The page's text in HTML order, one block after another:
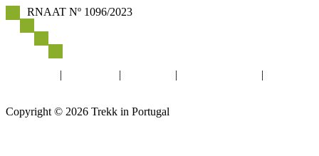
RNAAT Nº 1096/2023
| | | |
Copyright © 2026 Trekk in Portugal